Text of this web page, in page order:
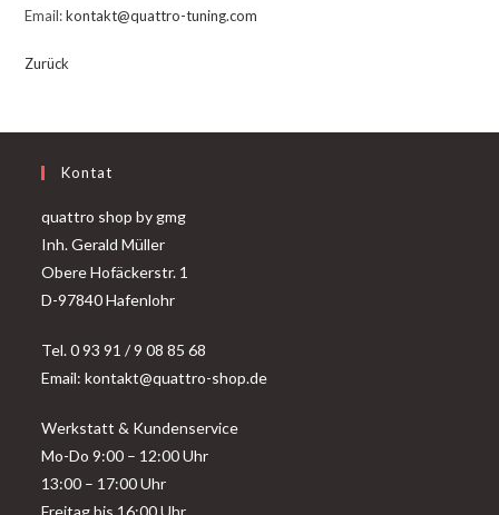
Email:kontakt@quattro-tuning.com
Zurück
Kontat
quattro shop by gmg
Inh. Gerald Müller
Obere Hofäckerstr. 1
D-97840 Hafenlohr
Tel. 0 93 91 / 9 08 85 68
Email: kontakt@quattro-shop.de
Werkstatt & Kundenservice
Mo-Do 9:00 – 12:00 Uhr
13:00 – 17:00 Uhr
Freitag bis 16:00 Uhr